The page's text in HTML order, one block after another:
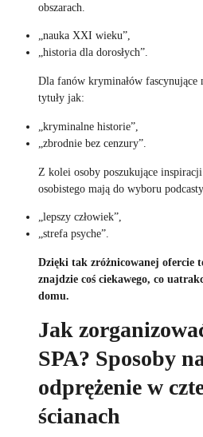
obszarach.
„nauka XXI wieku”,
„historia dla dorosłych”.
Dla fanów kryminałów fascynujące
tytuły jak:
„kryminalne historie”,
„zbrodnie bez cenzury”.
Z kolei osoby poszukujące
osobistego mają do wyboru
„lepszy człowiek”,
„strefa psyche”.
Dzięki tak zróżnicowanej ofercie
znajdzie coś ciekawego, co
domu.
Jak
SPA? Sposoby
odprężenie w
ścianach